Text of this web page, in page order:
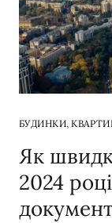
БУДИНКИ,
Як
2024